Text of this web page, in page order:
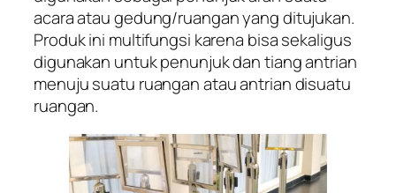
acara atau gedung/ruangan yang ditujukan.
Produk ini multifungsi karena bisa sekaligus
digunakan untuk penunjuk dan tiang antrian
menuju suatu ruangan atau antrian disuatu
ruangan.